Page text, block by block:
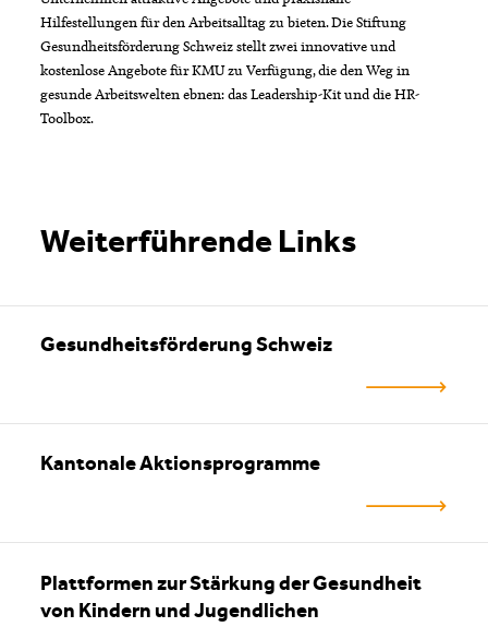
Hilfestellungen für den Arbeitsalltag zu bieten. Die Stiftung
Gesundheitsförderung Schweiz stellt zwei innovative und
kostenlose Angebote für KMU zu Verfügung, die den Weg in
gesunde Arbeitswelten ebnen: das Leadership-Kit und die HR-
Toolbox.
Weiterführende Links
Gesundheitsförderung Schweiz
Kantonale Aktionsprogramme
Plattformen zur Stärkung der Gesundheit
von Kindern und Jugendlichen